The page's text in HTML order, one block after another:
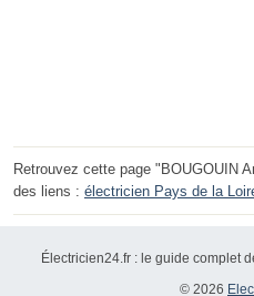
Retrouvez cette page "BOUGOUIN
des liens : électricien Pays de la
Électricien24.fr : le guide complet
© 2026